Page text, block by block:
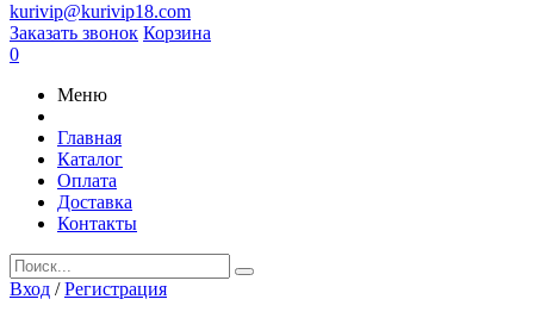
kurivip@kurivip18.com
Заказать звонок Корзина
0
Меню
Главная
Каталог
Оплата
Доставка
Контакты
Вход /Регистрация